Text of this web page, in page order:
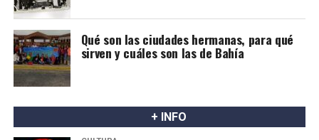
Qué son las ciudades hermanas, para qué
sirven y cuáles son las de Bahía
+ INFO